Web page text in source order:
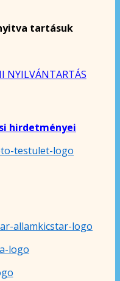
tartásuk
NYILVÁNTARTÁS
hirdetményei